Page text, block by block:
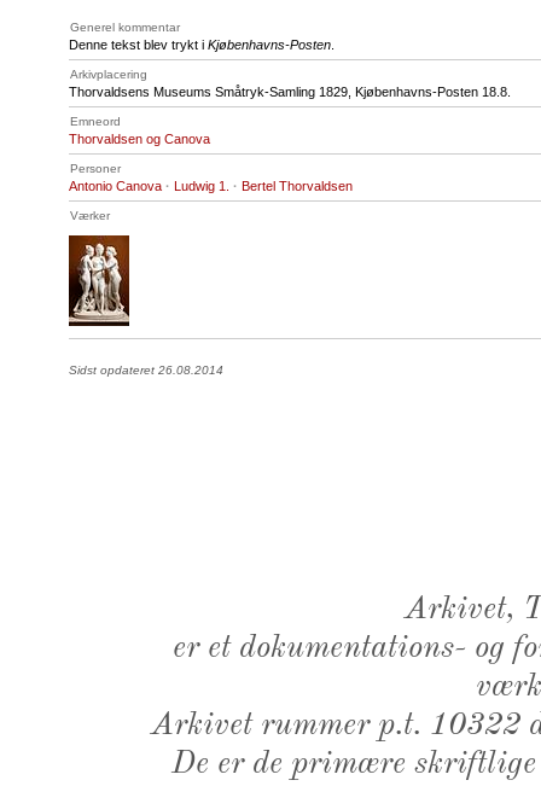
Generel kommentar
Denne tekst blev trykt i Kjøbenhavns-Posten
Arkivplacering
Thorvaldsens Museums Småtryk-Samling 1829, Kjøbenhavns-Posten 18.8.
Emneord
Thorvaldsen og Canova
Personer
Antonio Canova · Ludwig 1. · Bertel Thorvaldsen
Værker
Sidst opdateret 26.08.2014
Arkivet,
er et dokumentations- og
Arkivet rummer p.t. 10322
De er de primære